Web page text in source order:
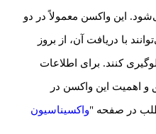
این واکسن معمولاً در دو
با دریافت آن، از بروز
کنند. برای اطلاعات
و اهمیت این واکسن در
در صفحه "واکسیناسیون